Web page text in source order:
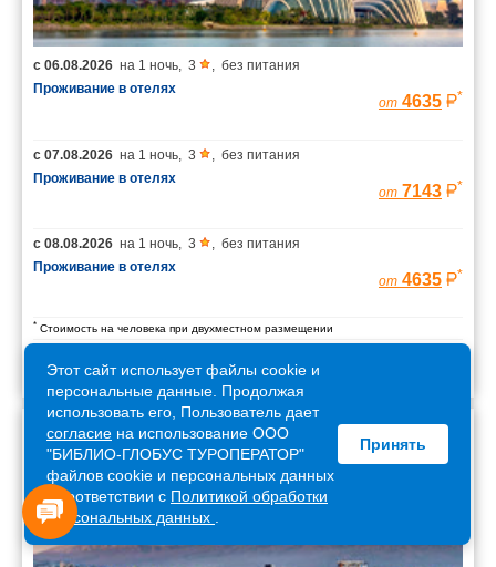
с 06.08.2026 на 1 ночь 3
без питания
Проживание в отелях
от 4635 *
с 07.08.2026 на 1 ночь 3
без питания
Проживание в отелях
от 7143 *
с 08.08.2026 на 1 ночь 3
без питания
Проживание в отелях
от 4635 *
* Стоимость на человека при двухместном размещении
Армения
Этот сайт использует файлы cookie и
персональные данные. Продолжая
использовать его, Пользователь дает
согласие на использование ООО
"БИБЛИО-ГЛОБУС ТУРОПЕРАТОР"
файлов cookie и персональных данных
в соответствии с Политикой обработки
персональных данных
Принять